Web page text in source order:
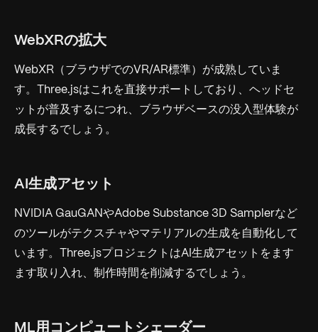
WebXRの拡大
WebXR（ブラウザでのVR/AR標準）が成熟していま
す。Three.jsはこれを直接サポートしており、ヘッドセ
ットが普及するにつれ、ブラウザベースの没入型体験が
成長するでしょう。
AI生成アセット
NVIDIA GauGANやAdobe Substance 3D Samplerなど
のツールがテクスチャやマテリアルの生成を自動化して
います。Three.jsプロジェクトはAI生成アセットをます
ます取り入れ、制作時間を削減するでしょう。
ML用コンピュートシェーダー